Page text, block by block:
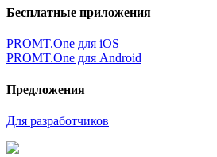
Бесплатные приложения
PROMT.One для iOS
PROMT.One для Android
Предложения
Для разработчиков